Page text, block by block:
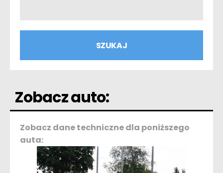
Zobacz auto:
Zobacz dane techniczne dla poniższego
auta: